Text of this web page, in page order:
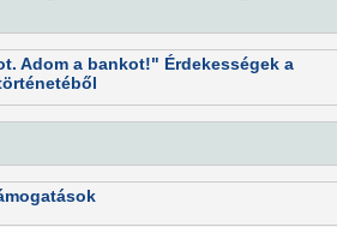
Adom a bankot!" Érdekességek a